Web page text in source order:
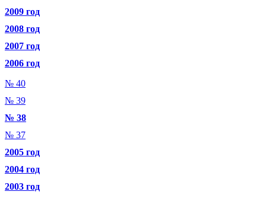
2009 год
2008 год
2007 год
2006 год
№ 40
№ 39
№ 38
№ 37
2005 год
2004 год
2003 год